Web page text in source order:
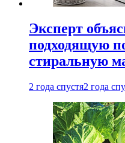
Эксперт
подходящую
стиральную
2 года спустя2 года